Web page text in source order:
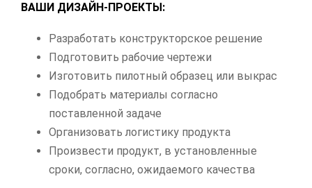
ВАШИ ДИЗАЙН-ПРОЕКТЫ:
Разработать конструкторское решение
Подготовить рабочие чертежи
Изготовить пилотный образец или выкрас
Подобрать материалы согласно
поставленной задаче
Организовать логистику продукта
Произвести продукт, в установленные
сроки, согласно, ожидаемого качества